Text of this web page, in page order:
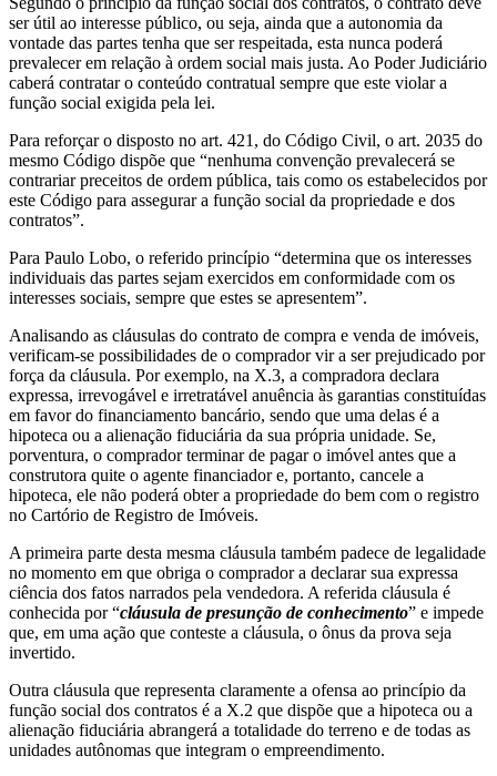
ser útil ao interesse público, ou seja, ainda que a autonomia da
vontade das partes tenha que ser respeitada, esta nunca poderá
prevalecer em relação à ordem social mais justa. Ao Poder Judiciário
caberá contratar o conteúdo contratual sempre que este violar a
função social exigida pela lei.
Para reforçar o disposto no art. 421, do Código Civil, o art. 2035 do
mesmo Código dispõe que “nenhuma convenção prevalecerá se
contrariar preceitos de ordem pública, tais como os estabelecidos por
este Código para assegurar a função social da propriedade e dos
contratos”.
Para Paulo Lobo, o referido princípio “determina que os interesses
individuais das partes sejam exercidos em conformidade com os
interesses sociais, sempre que estes se apresentem”.
Analisando as cláusulas do contrato de compra e venda de imóveis,
verificam-se possibilidades de o comprador vir a ser prejudicado por
força da cláusula. Por exemplo, na X.3, a compradora declara
expressa, irrevogável e irretratável anuência às garantias constituídas
em favor do financiamento bancário, sendo que uma delas é a
hipoteca ou a alienação fiduciária da sua própria unidade. Se,
porventura, o comprador terminar de pagar o imóvel antes que a
construtora quite o agente financiador e, portanto, cancele a
hipoteca, ele não poderá obter a propriedade do bem com o registro
no Cartório de Registro de Imóveis.
A primeira parte desta mesma cláusula também padece de legalidade
no momento em que obriga o comprador a declarar sua expressa
ciência dos fatos narrados pela vendedora. A referida cláusula é
conhecida por “cláusula de presunção de conhecimento” e impede
que, em uma ação que conteste a cláusula, o ônus da prova seja
invertido.
Outra cláusula que representa claramente a ofensa ao princípio da
função social dos contratos é a X.2 que dispõe que a hipoteca ou a
alienação fiduciária abrangerá a totalidade do terreno e de todas as
unidades autônomas que integram o empreendimento.